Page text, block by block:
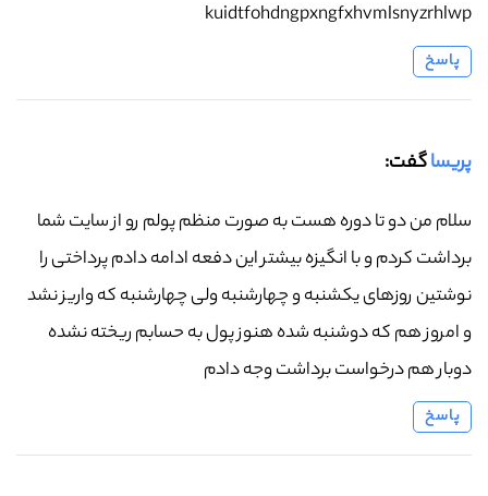
kuidtfohdngpxngfxhvmlsnyzrhlwp
پاسخ
پریساگفت:
سلام من دو تا دوره هست به صورت منظم پولم رو از سایت شما
برداشت کردم و با انگیزه بیشتر این دفعه ادامه دادم پرداختی را
نوشتین روزهای یکشنبه و چهارشنبه ولی چهارشنبه که واریز نشد
و امروز هم که دوشنبه شده هنوز پول به حسابم ریخته نشده
دوبار هم درخواست برداشت وجه دادم
پاسخ